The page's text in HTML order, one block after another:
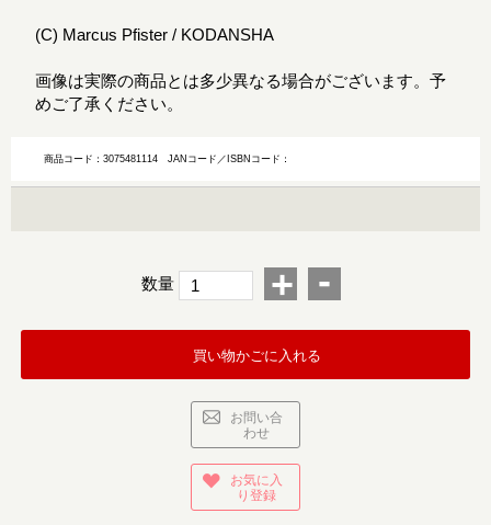
(C) Marcus Pfister / KODANSHA
画像は実際の商品とは多少異なる場合がございます。予
めご了承ください。
商品コード：3075481114JANコード／ISBNコード：
数量 + -
買い物かごに入れる
お問い合
わせ
お気に入
り登録